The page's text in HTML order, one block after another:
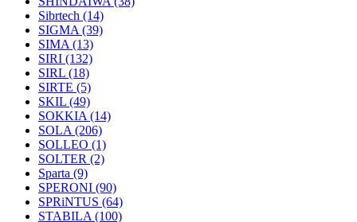
Sibrtech (14)
SIGMA (39)
SIMA (13)
SIRI (132)
SIRL (18)
SIRTE (5)
SKIL (49)
SOKKIA (14)
SOLA (206)
SOLLEO (1)
SOLTER (2)
Sparta (9)
SPERONI (90)
SPRiNTUS (64)
STABILA (100)